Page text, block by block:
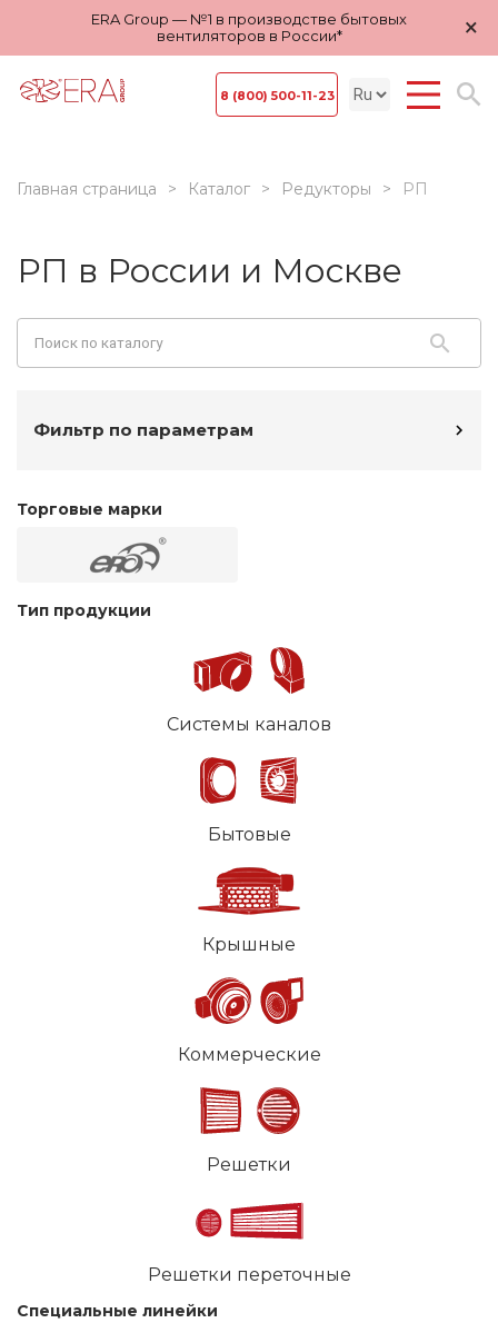
ERA Group — №1 в производстве бытовых
вентиляторов в России*
×
8 (800) 500-11-23
Главная страница Каталог Редукторы РП
РП в России и Москве
Фильтр по параметрам
Торговые марки
Тип продукции
Системы каналов
Бытовые
Крышные
Коммерческие
Решетки
Решетки переточные
Специальные линейки